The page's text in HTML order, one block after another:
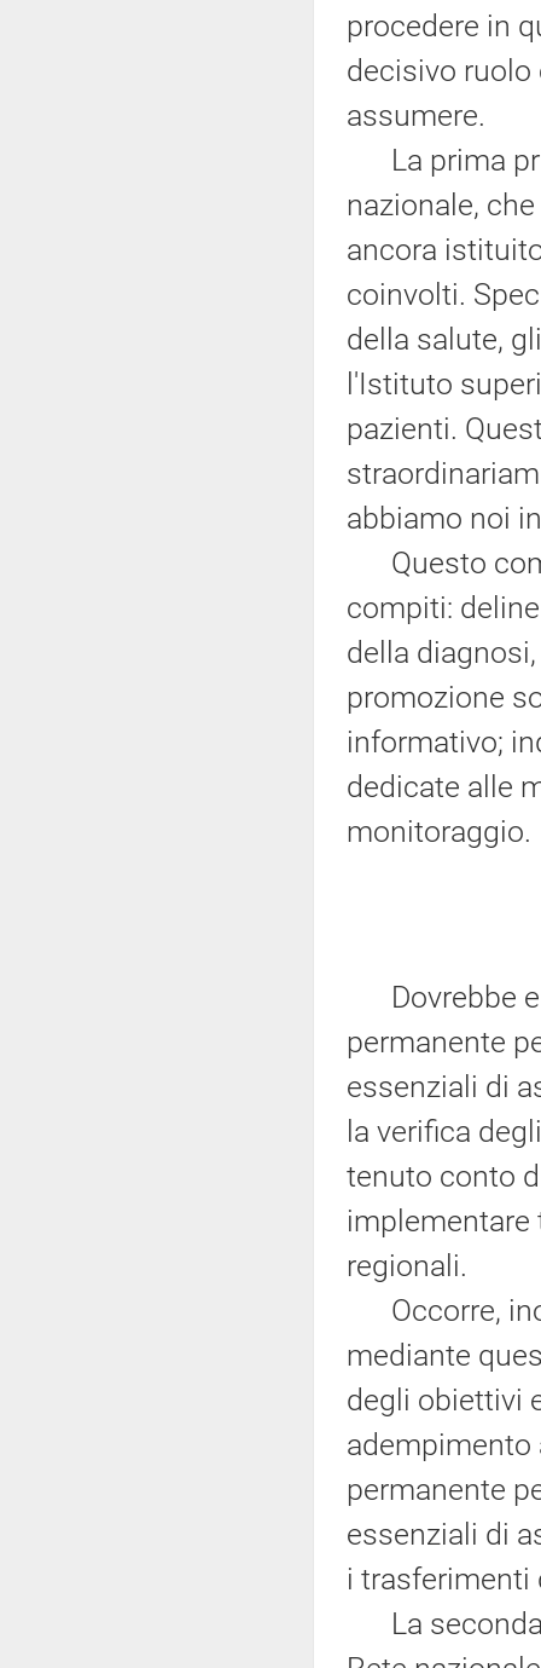
procedere in
decisivo ruolo
assumere.
La prima
nazionale,
ancora
coinvolti.
della salute,
l'Istituto
pazienti.
abbiamo noi
Questo
compiti:
della
promozione
informativo;
dedicate alle
monitoraggio.
Dovrebbe
permanente
essenziali di
la verifica
tenuto conto
implementare
regionali.
Occorre,
mediante
degli obiettivi
adempimento
permanente
essenziali di
i trasferimenti
La seconda